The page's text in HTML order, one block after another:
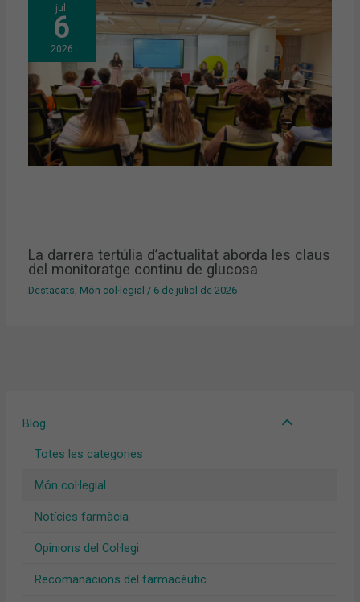
Blog
Totes les categories
Món col·legial
Notícies farmàcia
Opinions del Col·legi
Recomanacions del farmacèutic
jul.
6
2026
La darrera tertúlia d’actualitat aborda les claus
del monitoratge continu de glucosa
Destacats Món col·legial / 6 de juliol de 2026